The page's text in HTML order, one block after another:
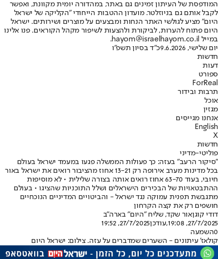
המודפסת של העיתון זמינים גם באתר, במהדורה יומית מקוונת, ואפשר
לקבל אותם גם בניוזלטר. מועדון ההטבות הייחודי "הקליקה של ישראל
היום" מציע לגולשי האתר הנחות ומבצעים על מוצרים ושירותים. ישראל
היום פתוח להערות, לביקורת ולהצעות לשיפור מקהל הקוראים. פנו אלינו
במייל hayom@israelhayom.co.il.
יום שלישי, 9.6.2026
כ"ד בסיון תשפ"ו
חדשות
דעות
ספורט
ForReal
תרבות ובידור
אוכל
מגזין
אנחנו מגייסים
English
X
חדשות
פוליטי-מדיני
"סיקור הרעב" בעזה: כך פעולות הממשלה פגעו במעמד ישראל בעולם
בכל מדינות מערב אירופה רק 13-21 אחוז מהציבור רואים את ישראל באור
חיובי, בעוד 63-70 אחוז רואים אותה בצורה שלילית • לא מוסיפות
ההתבטאויות של הבכירים הישראלים ושלל התוכניות שהציגו • בעולם
מתגבשת תפנית עמוקה נגד ישראל - והביטויים המדיניים הנוכחיים
חושפים רק את קצה הקרחון
דודי קוגןאור שקד, שליח "היום" בארה"ב
27/7/2025, 19:08
,עודכן27/7/2025, 19:52
0השמעה
קולאז' עיתונים - השערים שמדברים על עזה. צילום: ישראל היום